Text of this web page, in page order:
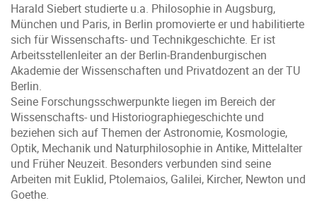
Harald Siebert studierte u.a. Philosophie in Augsburg,
München und Paris, in Berlin promovierte er und habilitierte
sich für Wissenschafts- und Technikgeschichte. Er ist
Arbeitsstellenleiter an der Berlin-Brandenburgischen
Akademie der Wissenschaften und Privatdozent an der TU
Berlin.
Seine Forschungsschwerpunkte liegen im Bereich der
Wissenschafts- und Historiographiegeschichte und
beziehen sich auf Themen der Astronomie, Kosmologie,
Optik, Mechanik und Naturphilosophie in Antike, Mittelalter
und Früher Neuzeit. Besonders verbunden sind seine
Arbeiten mit Euklid, Ptolemaios, Galilei, Kircher, Newton und
Goethe.